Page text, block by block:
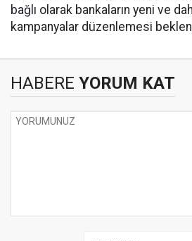
bağlı olarak bankaların yeni ve
kampanyalar düzenlemesi
HABERE YORUM KAT